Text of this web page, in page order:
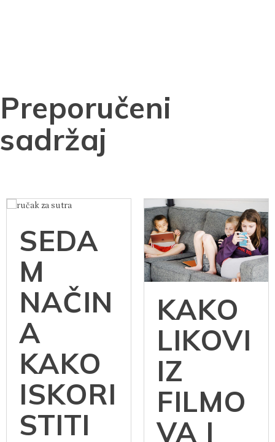
Preporučeni
sadržaj
SEDA
M
NAČIN
A
KAKO
ISKORI
STITI
KAKO
LIKOVI
IZ
FILMO
VA I